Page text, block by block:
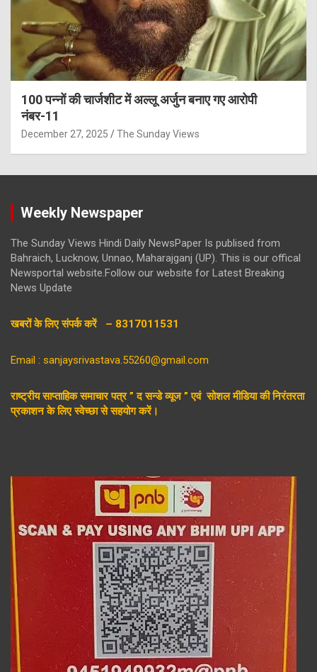
100 पन्नों की चार्जशीट में अल्लू अर्जुन बनाए गए आरोपी
नंबर-11
December 27, 2025 The Sunday Views
Weekly Newspaper
The Sunday Views Hindi Daily NewsPaper Is publised from
Bahraich, Lucknow, Unnao, Maharajganj (UP). This is our offical
Newsportal website.Follow our website for Latest Breaking
News Update
खबरों के लिए संपर्क करें – 8317011531
Email : sanjaysrivastava.55260@gmail.com
राष्ट्रीय साप्ताहिक समाचार पत्र ” द सन्डे व्यूज ” एवं सोशल मीडिया की निरंतरता
प्रकाशन के लिए स्वेच्छा से सहयोग करें।